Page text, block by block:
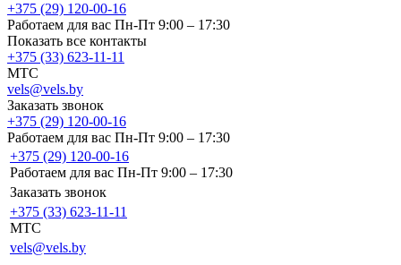
+375 (29) 120-00-16
Работаем для вас Пн-Пт 9:00 – 17:30
Показать все контакты
+375 (33) 623-11-11
MTC
vels@vels.by
Заказать звонок
+375 (29) 120-00-16
Работаем для вас Пн-Пт 9:00 – 17:30
+375 (29) 120-00-16
Работаем для вас Пн-Пт 9:00 – 17:30
Заказать звонок
+375 (33) 623-11-11
MTC
vels@vels.by